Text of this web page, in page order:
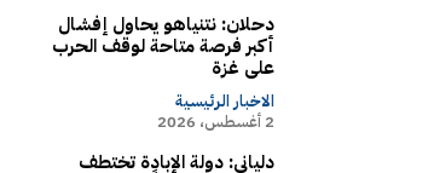
دحلان: نتنياهو يحاول إفشال
أكبر فرصة متاحة لوقف الحرب
على غزة
الاخبار الرئيسية
2 أغسطس، 2026
دلياني: دولة الإبادة تختطف